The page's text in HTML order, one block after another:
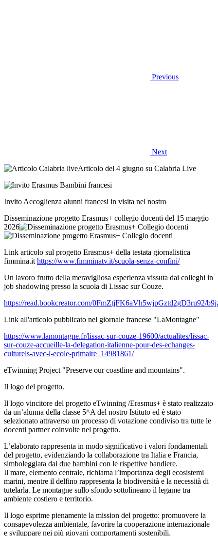
Previous
Next
Articolo del 4 giugno su Calabria Live
Invito Accoglienza alunni francesi in visita nel nostro
Disseminazione progetto Erasmus+ collegio docenti del 15 maggio
2026
Link articolo sul progetto Erasmus+ della testata giornalistica
fimmina.ithttps://www.fimminatv.it/scuola-senza-confini/
Un lavoro frutto della meravigliosa esperienza vissuta dai colleghi in
job shadowing presso la scuola di Lissac sur Couze.
https://read.bookcreator.com/0FmZtjFK6aVh5wjpGztd2gD3ru92/
Link all'articolo pubblicato nel giornale francese "LaMontagne"
https://www.lamontagne.fr/lissac-sur-couze-19600/actualites/lissac-
sur-couze-accueille-la-delegation-italienne-pour-des-echanges-
culturels-avec-l-ecole-primaire_14981861/
eTwinning Project "Preserve our coastline and mountains".
Il logo del progetto.
Il logo vincitore del progetto eTwinning /Erasmus+ è stato realizzato
da un’alunna della classe 5^A del nostro Istituto ed è stato
selezionato attraverso un processo di votazione condiviso tra tutte le
docenti partner coinvolte nel progetto.
L’elaborato rappresenta in modo significativo i valori fondamentali
del progetto, evidenziando la collaborazione tra Italia e Francia,
simboleggiata dai due bambini con le rispettive bandiere.
Il mare, elemento centrale, richiama l’importanza degli ecosistemi
marini, mentre il delfino rappresenta la biodiversità e la necessità di
tutelarla. Le montagne sullo sfondo sottolineano il legame tra
ambiente costiero e territorio.
Il logo esprime pienamente la mission del progetto: promuovere la
consapevolezza ambientale, favorire la cooperazione internazionale
e sviluppare nei più giovani comportamenti sostenibili.